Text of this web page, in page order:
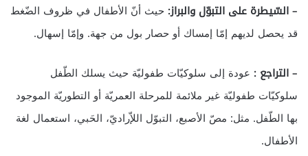
– السّيطرة على التبوّل والبراز: حيث أنّ الأطفال في ظروف الضّغط
قد يحصل لديهم إمّا إمساك أو حصار بول من جهة. وإمّا إسهال.
– التراجع : عودة إلى سلوكيّات طفوليّة حيث يسلك الطّفل
سلوكيّات طفوليّة غير ملائمة للمرحلة العمريّة أو التطوريّة الموجود
بها الطّفل. مثل: مصّ الأصبع، التبوّل اللإّراديّ، الحَبي، استعمال لغة
الأطفال.